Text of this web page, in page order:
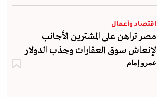
اقتصاد وأعمال
مصر تراهن على المشترين الأجانب
لإنعاش سوق العقارات وجذب الدولار
عمرو إمام